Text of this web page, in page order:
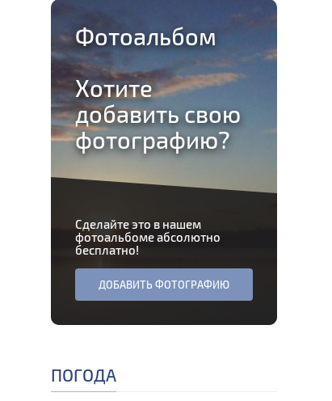
Фотоальбом
Хотите
добавить свою
фотографию?
Сделайте это в нашем
фотоальбоме абсолютно
бесплатно!
ДОБАВИТЬ ФОТОГРАФИЮ
ПОГОДА